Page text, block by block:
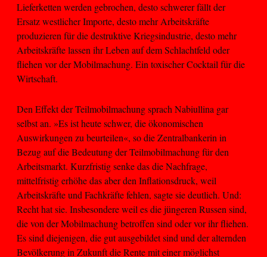
Lieferketten werden gebrochen, desto schwerer fällt der
Ersatz westlicher Importe, desto mehr Arbeitskräfte
produzieren für die destruktive Kriegsindustrie, desto mehr
Arbeitskräfte lassen ihr Leben auf dem Schlachtfeld oder
fliehen vor der Mobilmachung. Ein toxischer Cocktail für die
Wirtschaft.
Den Effekt der Teilmobilmachung sprach Nabiullina gar
selbst an. »Es ist heute schwer, die ökonomischen
Auswirkungen zu beurteilen«, so die Zentralbankerin in
Bezug auf die Bedeutung der Teilmobilmachung für den
Arbeitsmarkt. Kurzfristig senke das die Nachfrage,
mittelfristig erhöhe das aber den Inflationsdruck, weil
Arbeitskräfte und Fachkräfte fehlen, sagte sie deutlich. Und:
Recht hat sie. Insbesondere weil es die jüngeren Russen sind,
die von der Mobilmachung betroffen sind oder vor ihr fliehen.
Es sind diejenigen, die gut ausgebildet sind und der alternden
Bevölkerung in Zukunft die Rente mit einer möglichst